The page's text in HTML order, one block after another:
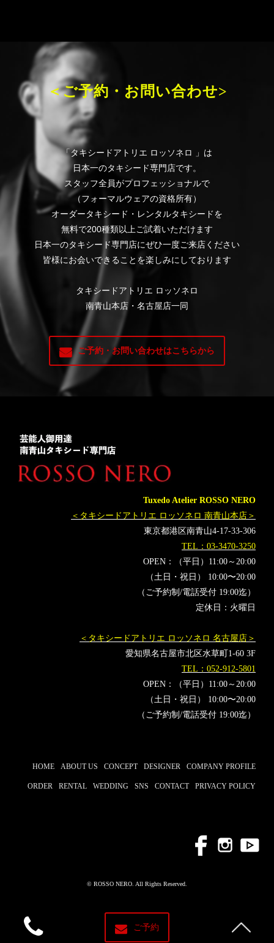
＜ご予約・お問い合わせ>
「タキシードアトリエ ロッソネロ 」は
日本一のタキシード専門店です。
スタッフ全員がプロフェッショナルで
（フォーマルウェアの資格所有）
オーダータキシード・レンタルタキシードを
無料で200種類以上ご試着いただけます
日本一のタキシード専門店にぜひ一度ご来店ください
皆様にお会いできることを楽しみにしております
タキシードアトリエ ロッソネロ
南青山本店・名古屋店一同
ご予約・お問い合わせはこちらから
ご予約
Tuxedo Atelier ROSSO NERO
＜タキシードアトリエ ロッソネロ 南青山本店＞
東京都港区南青山4-17-33-306
TEL：03-3470-3250
OPEN：（平日）11:00～20:00
（土日・祝日） 10:00〜20:00
（ご予約制/電話受付 19:00迄）
定休日：火曜日
＜タキシードアトリエ ロッソネロ 名古屋店＞
愛知県名古屋市北区水草町1-60 3F
TEL：052-912-5801
OPEN：（平日）11:00～20:00
（土日・祝日） 10:00〜20:00
（ご予約制/電話受付 19:00迄）
HOME ABOUT US CONCEPT DESIGNER COMPANY PROFILE
ORDER RENTAL WEDDING SNS CONTACT PRIVACY POLICY
© ROSSO NERO. All Rights Reserved.